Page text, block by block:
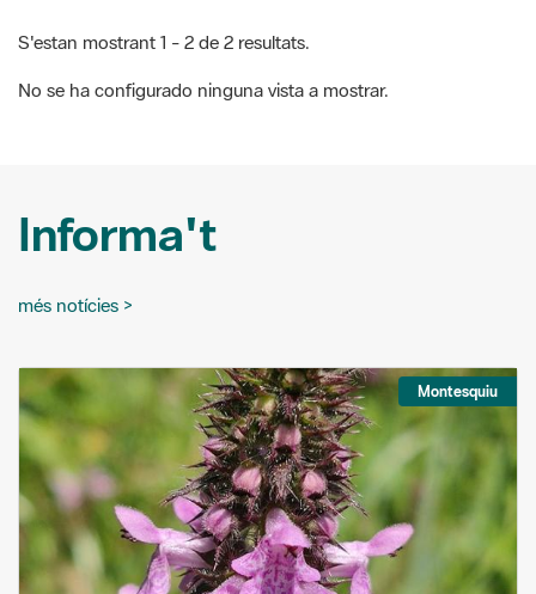
S'estan mostrant 1 - 2 de 2 resultats.
No se ha configurado ninguna vista a mostrar.
Informa't
més notícies >
Montesquiu